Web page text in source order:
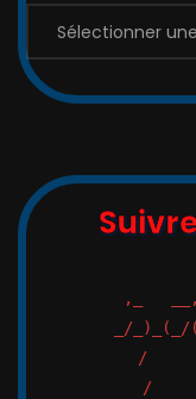
,_
_/
/
/